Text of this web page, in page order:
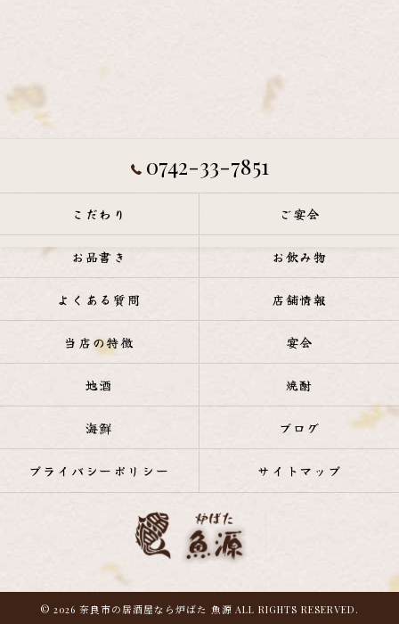
0742-33-7851
こだわり ご宴会
お品書き お飲み物
よくある質問 店舗情報
当店の特徴 宴会
地酒 焼酎
海鮮 ブログ
プライバシーポリシー サイトマップ
© 2026 奈良市の居酒屋なら炉ばた 魚源 ALL RIGHTS RESERVED.